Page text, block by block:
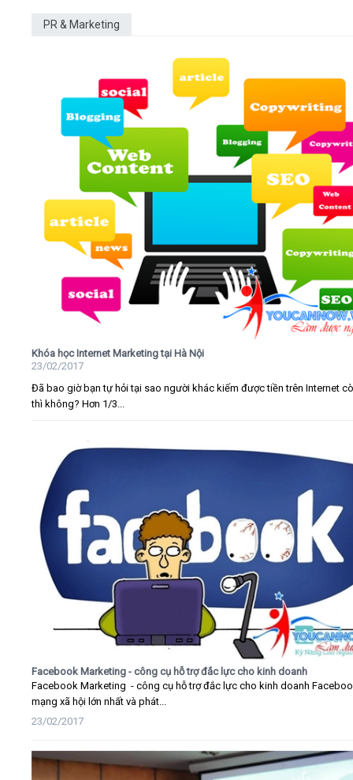
PR & Marketing
Khóa học Internet Marketing tại Hà Nội
23/02/2017
Đã bao giờ bạn tự hỏi tại sao người khác kiếm được tiền trên Internet
thì không? Hơn 1/3...
Facebook Marketing - công cụ hỗ trợ đắc lực cho kinh doanh
Facebook Marketing - công cụ hỗ trợ đắc lực cho kinh doanh
mạng xã hội lớn nhất và phát...
23/02/2017